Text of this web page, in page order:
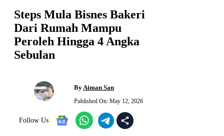
Steps Mula Bisnes Bakeri
Dari Rumah Mampu
Peroleh Hingga 4 Angka
Sebulan
ByAiman San
Published On: May 12, 2026
Follow Us